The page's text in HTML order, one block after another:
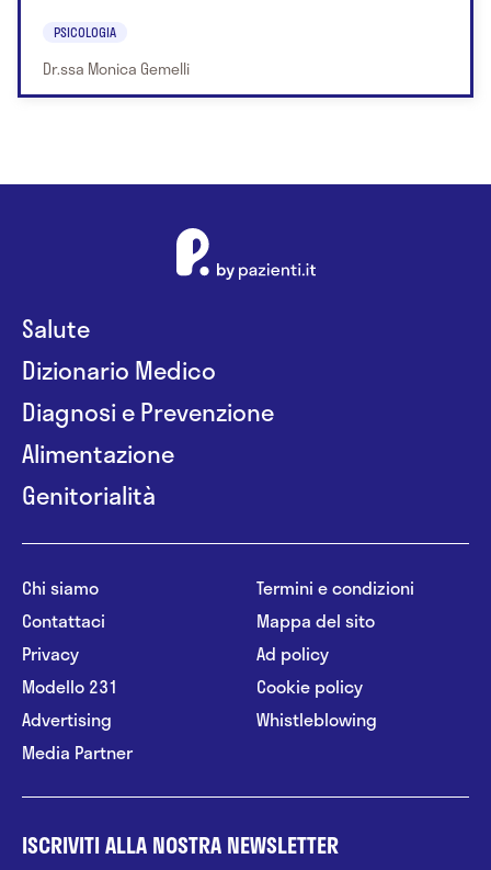
PSICOLOGIA
Dr.ssa Monica Gemelli
Salute
Dizionario Medico
Diagnosi e Prevenzione
Alimentazione
Genitorialità
Chi siamo
Contattaci
Privacy
Modello 231
Advertising
Media Partner
Termini e condizioni
Mappa del sito
Ad policy
Cookie policy
Whistleblowing
ISCRIVITI ALLA NOSTRA NEWSLETTER